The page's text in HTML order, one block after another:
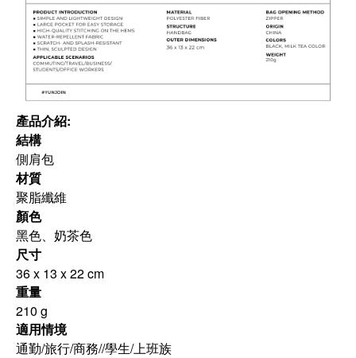
產品介紹:
結構
側肩包
材質
聚脂纖維
顏色
黑色、奶茶色
尺寸
36 x 13 x 22 cm
重量
210 g
適用情境
通勤/旅行/商務//學生/上班族